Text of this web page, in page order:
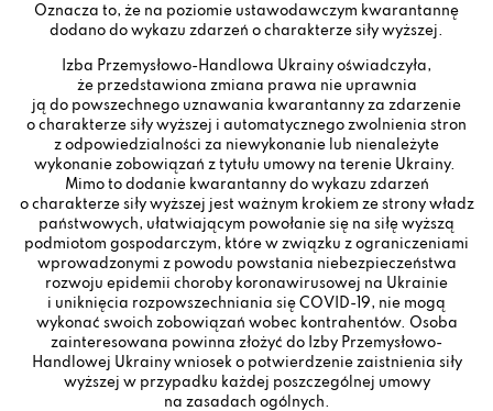
Oznacza to, że na poziomie ustawodawczym kwarantannę
dodano do wykazu zdarzeń o charakterze siły wyższej.
Izba Przemysłowo-Handlowa Ukrainy oświadczyła,
że przedstawiona zmiana prawa nie uprawnia
ją do powszechnego uznawania kwarantanny za zdarzenie
o charakterze siły wyższej i automatycznego zwolnienia stron
z odpowiedzialności za niewykonanie lub nienależyte
wykonanie zobowiązań z tytułu umowy na terenie Ukrainy.
Mimo to dodanie kwarantanny do wykazu zdarzeń
o charakterze siły wyższej jest ważnym krokiem ze strony władz
państwowych, ułatwiającym powołanie się na siłę wyższą
podmiotom gospodarczym, które w związku z ograniczeniami
wprowadzonymi z powodu powstania niebezpieczeństwa
rozwoju epidemii choroby koronawirusowej na Ukrainie
i uniknięcia rozpowszechniania się COVID-19, nie mogą
wykonać swoich zobowiązań wobec kontrahentów. Osoba
zainteresowana powinna złożyć do Izby Przemysłowo-
Handlowej Ukrainy wniosek o potwierdzenie zaistnienia siły
wyższej w przypadku każdej poszczególnej umowy
na zasadach ogólnych.